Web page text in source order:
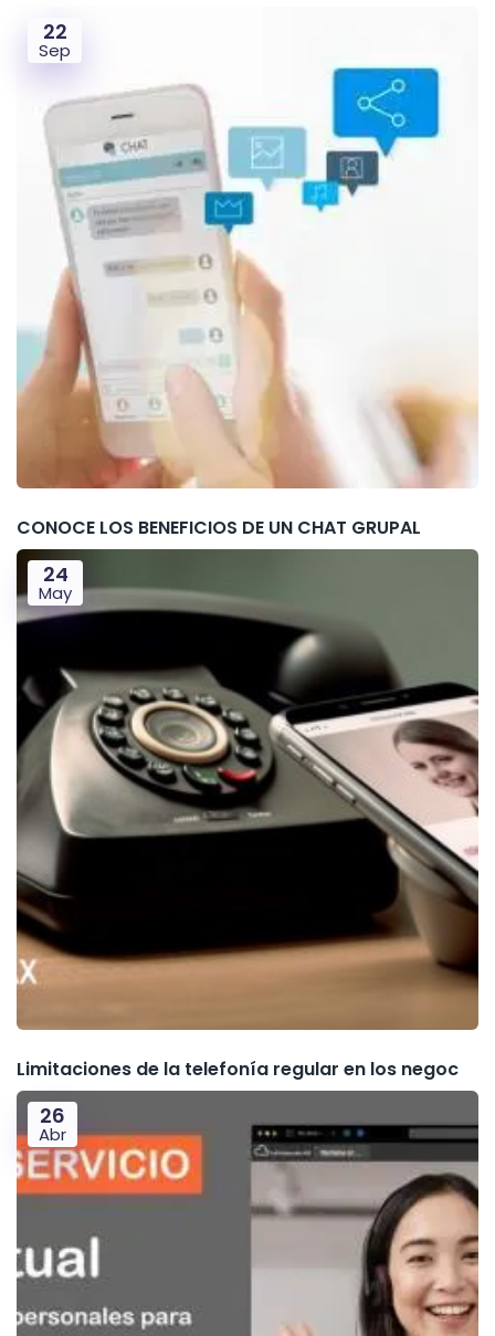
22
Sep
CONOCE LOS BENEFICIOS DE UN CHAT GRUPAL
24
May
Limitaciones de la telefonía regular en los negoc
26
Abr